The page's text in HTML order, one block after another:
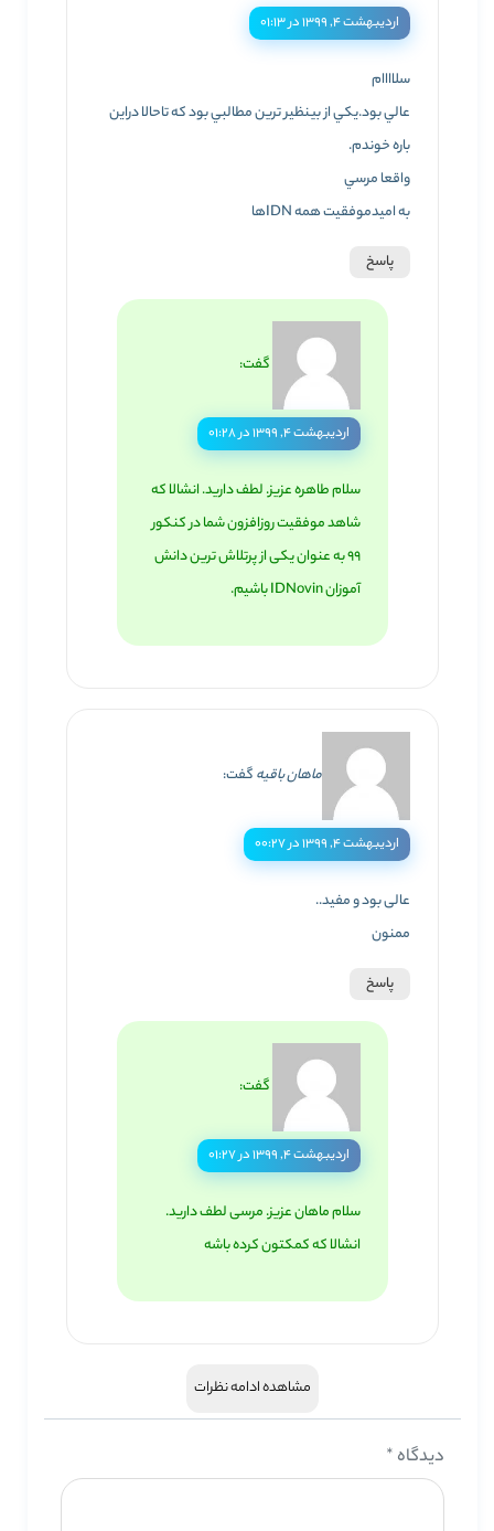
اردیبهشت ۴, ۱۳۹۹ در ۰۱:۱۳
سلاااام
عالي بود.يکي از بينظير ترين مطالبي بود که تاحالا دراين
باره خوندم.
واقعا مرسي
به اميدموفقيت همه IDNها
پاسخ
گفت:
اردیبهشت ۴, ۱۳۹۹ در ۰۱:۲۸
سلام طاهره عزیز. لطف دارید. انشالا که
شاهد موفقیت روزافزون شما در کنکور
99 به عنوان یکی از پرتلاش ترین دانش
آموزان IDNovin باشیم.
ماهان باقیهگفت:
اردیبهشت ۴, ۱۳۹۹ در ۰۰:۲۷
عالی بود و مفید..
ممنون
پاسخ
گفت:
اردیبهشت ۴, ۱۳۹۹ در ۰۱:۲۷
سلام ماهان عزیز. مرسی لطف دارید.
انشالا که کمکتون کرده باشه
مشاهده ادامه نظرات
دیدگاه *